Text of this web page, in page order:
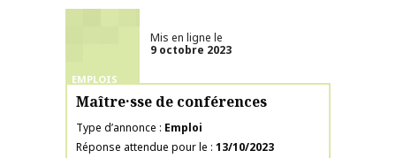
EMPLOIS
Mis en ligne le
9 octobre 2023
Maître·sse de conférences
Type d’annonce
Emploi
Réponse attendue pour le 13/10/2023